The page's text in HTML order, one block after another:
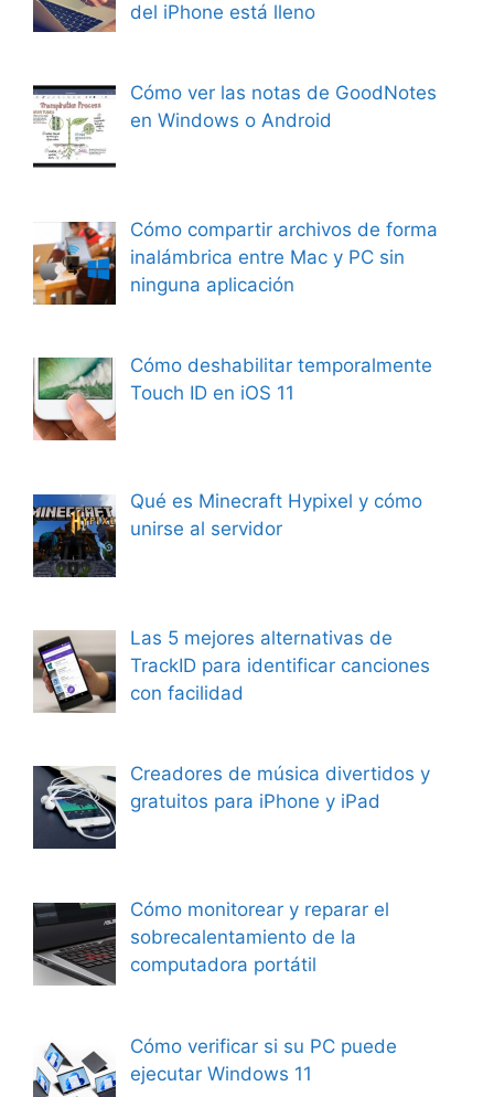
del iPhone está lleno
Cómo ver las notas de GoodNotes
en Windows o Android
Cómo compartir archivos de forma
inalámbrica entre Mac y PC sin
ninguna aplicación
Cómo deshabilitar temporalmente
Touch ID en iOS 11
Qué es Minecraft Hypixel y cómo
unirse al servidor
Las 5 mejores alternativas de
TrackID para identificar canciones
con facilidad
Creadores de música divertidos y
gratuitos para iPhone y iPad
Cómo monitorear y reparar el
sobrecalentamiento de la
computadora portátil
Cómo verificar si su PC puede
ejecutar Windows 11